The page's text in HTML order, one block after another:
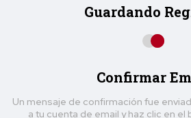
Guardando
Confirmar
Un mensaje de confirmación fue
a tu cuenta de email y haz clic en el